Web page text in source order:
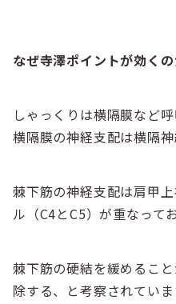
なぜ寺澤ポイントが効くの
しゃっくりは横隔膜など
横隔膜の神経支配は横隔神
棘下筋の神経支配は肩甲
ル（C4とC5）が重なってお
棘下筋の硬結を緩めるこ
除する、と考察されていま